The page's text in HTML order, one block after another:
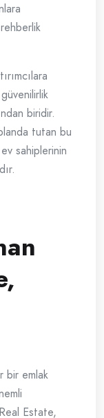
biridir.
tutan bu
sahiplerinin
bir emlak
Estate,